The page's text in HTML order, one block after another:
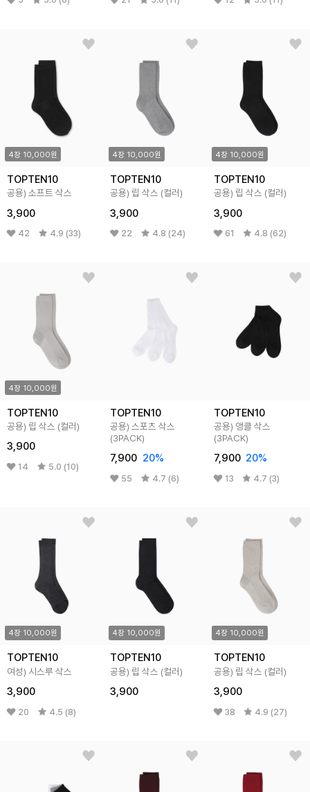
4장 10,000원
TOPTEN10
공용) 소프트 삭스
3,900
42 4.9 (33)
4장 10,000원
TOPTEN10
공용) 립 삭스 (컬러)
3,900
22 4.8 (24)
4장 10,000원
TOPTEN10
공용) 립 삭스 (컬러)
3,900
61 4.8 (62)
4장 10,000원
TOPTEN10
공용) 립 삭스 (컬러)
3,900
14 5.0 (10)
TOPTEN10
공용) 스포츠 삭스
(3PACK)
7,900 20%
55 4.7 (6)
TOPTEN10
공용) 앵클 삭스
(3PACK)
7,900 20%
13 4.7 (3)
4장 10,000원
TOPTEN10
여성) 시스루 삭스
3,900
20 4.5 (8)
4장 10,000원
TOPTEN10
공용) 립 삭스 (컬러)
3,900
4장 10,000원
TOPTEN10
공용) 립 삭스 (컬러)
3,900
38 4.9 (27)